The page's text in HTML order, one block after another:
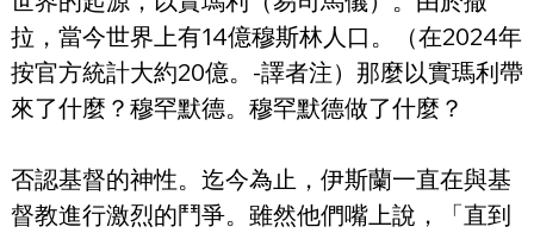
拉，當今世界上有14億穆斯林人口。（在2024年
按官方統計大約20億。-譯者注）那麼以實瑪利帶
來了什麼？穆罕默德。穆罕默德做了什麼？
否認基督的神性。迄今為止，伊斯蘭一直在與基
督教進行激烈的鬥爭。雖然他們嘴上說，「直到